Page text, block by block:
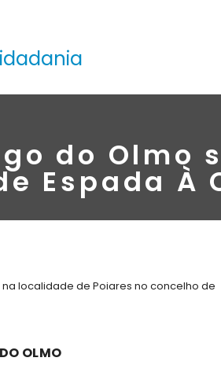
do Olmo
Espada À
localidade de Poiares no concelho de
OLMO